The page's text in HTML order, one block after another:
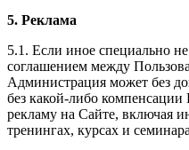
5. Реклама
5.1. Если иное специально
соглашением между
Администрация может без
без какой-либо
рекламу на Сайте, включая
тренингах, курсах и